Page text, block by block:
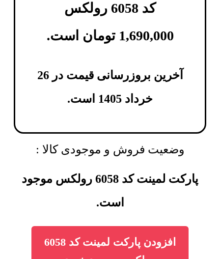
کد 6058 رولکس
1,690,000 تومان است.
آخرین بروزرسانی قیمت در 26
خرداد 1405 است.
وضعیت فروش و موجودی کالا :
پارکت لمینت کد 6058 رولکس موجود
است.
افزودن پارکت لمینت کد 6058